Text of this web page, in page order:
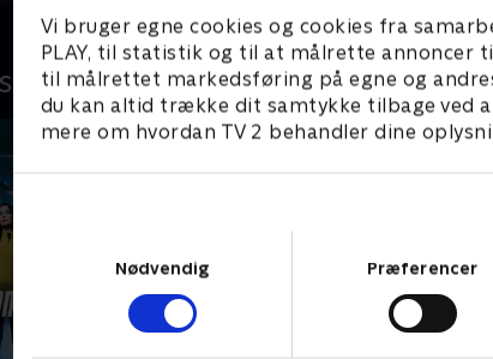
Vi bruger egne cookies og cookies fra
PLAY, til statistik og til at målrette annoncer
til målrettet markedsføring på egne og
du kan altid trække dit samtykke tilbage ved
mere om hvordan TV 2 behandler dine
Nødvendig
Præferencer